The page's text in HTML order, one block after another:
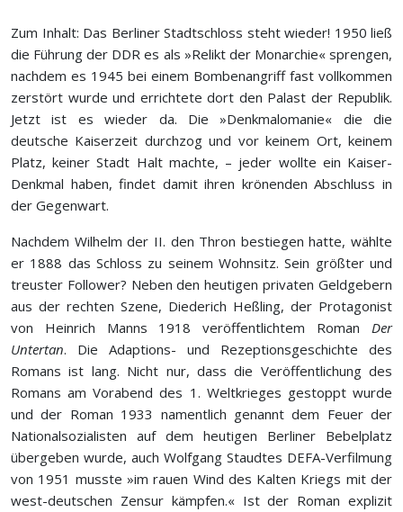
Zum Inhalt: Das Berliner Stadtschloss steht wieder! 1950 ließ
die Führung der DDR es als »Relikt der Monarchie« sprengen,
nachdem es 1945 bei einem Bombenangriff fast vollkommen
zerstört wurde und errichtete dort den Palast der Republik.
Jetzt ist es wieder da. Die »Denkmalomanie« die die
deutsche Kaiserzeit durchzog und vor keinem Ort, keinem
Platz, keiner Stadt Halt machte, – jeder wollte ein Kaiser-
Denkmal haben, findet damit ihren krönenden Abschluss in
der Gegenwart.
Nachdem Wilhelm der II. den Thron bestiegen hatte, wählte
er 1888 das Schloss zu seinem Wohnsitz. Sein größter und
treuster Follower? Neben den heutigen privaten Geldgebern
aus der rechten Szene, Diederich Heßling, der Protagonist
von Heinrich Manns 1918 veröffentlichtem Roman Der
Untertan. Die Adaptions- und Rezeptionsgeschichte des
Romans ist lang. Nicht nur, dass die Veröffentlichung des
Romans am Vorabend des 1. Weltkrieges gestoppt wurde
und der Roman 1933 namentlich genannt dem Feuer der
Nationalsozialisten auf dem heutigen Berliner Bebelplatz
übergeben wurde, auch Wolfgang Staudtes DEFA-Verfilmung
von 1951 musste »im rauen Wind des Kalten Kriegs mit der
west-deutschen Zensur kämpfen.« Ist der Roman explizit